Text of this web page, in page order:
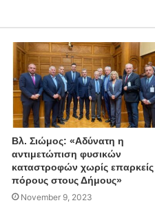
Βλ. Σιώμος: «Αδύνατη η
αντιμετώπιση φυσικών
καταστροφών χωρίς επαρκείς
πόρους στους Δήμους»
November 9, 2023